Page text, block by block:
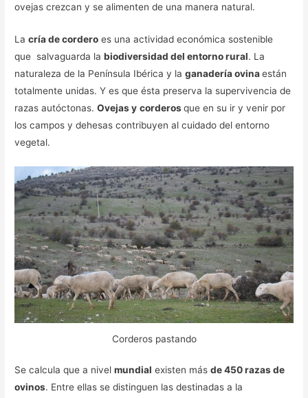
ovejas crezcan y se alimenten de una manera natural.
Lacría de cordero es una actividad económica sostenible
que salvaguarda labiodiversidad del entorno rural. La
naturaleza de la Península Ibérica y laganadería ovinaestán
totalmente unidas. Y es que ésta preserva la supervivencia de
razas autóctonas.Ovejas y corderosque en su ir y venir por
los campos y dehesas contribuyen al cuidado del entorno
vegetal.
Corderos pastando
Se calcula que a nivelmundial existen másde 450 razas de
ovinos. Entre ellas se distinguen las destinadas a la